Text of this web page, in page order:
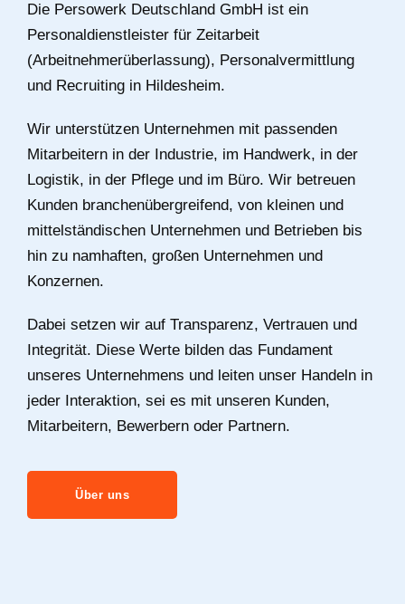
Die Persowerk Deutschland GmbH ist ein
Personaldienstleister für Zeitarbeit
(Arbeitnehmerüberlassung), Personalvermittlung
und Recruiting in Hildesheim.
Wir unterstützen Unternehmen mit passenden
Mitarbeitern in der Industrie, im Handwerk, in der
Logistik, in der Pflege und im Büro. Wir betreuen
Kunden branchenübergreifend, von kleinen und
mittelständischen Unternehmen und Betrieben bis
hin zu namhaften, großen Unternehmen und
Konzernen.
Dabei setzen wir auf Transparenz, Vertrauen und
Integrität. Diese Werte bilden das Fundament
unseres Unternehmens und leiten unser Handeln in
jeder Interaktion, sei es mit unseren Kunden,
Mitarbeitern, Bewerbern oder Partnern.
Über uns